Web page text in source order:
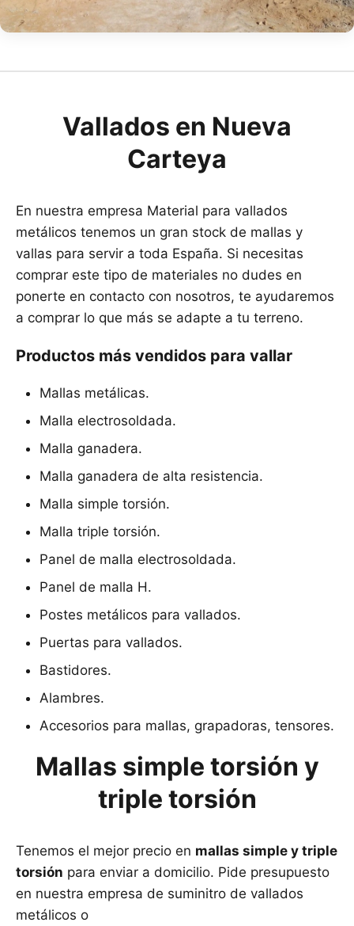
Vallados en Nueva
Carteya
En nuestra empresa Material para vallados
metálicos tenemos un gran stock de mallas y
vallas para servir a toda España. Si necesitas
comprar este tipo de materiales no dudes en
ponerte en contacto con nosotros, te ayudaremos
a comprar lo que más se adapte a tu terreno.
Productos más vendidos para vallar
Mallas metálicas.
Malla electrosoldada.
Malla ganadera.
Malla ganadera de alta resistencia.
Malla simple torsión.
Malla triple torsión.
Panel de malla electrosoldada.
Panel de malla H.
Postes metálicos para vallados.
Puertas para vallados.
Bastidores.
Alambres.
Accesorios para mallas, grapadoras, tensores.
Mallas simple torsión y
triple torsión
Tenemos el mejor precio en mallas simple y triple
torsión para enviar a domicilio. Pide presupuesto
en nuestra empresa de suminitro de vallados
metálicos o